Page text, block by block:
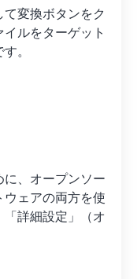
変換ボタンをク
イルをターゲット
。
、オープンソー
ェアの両方を使
詳細設定」（オ